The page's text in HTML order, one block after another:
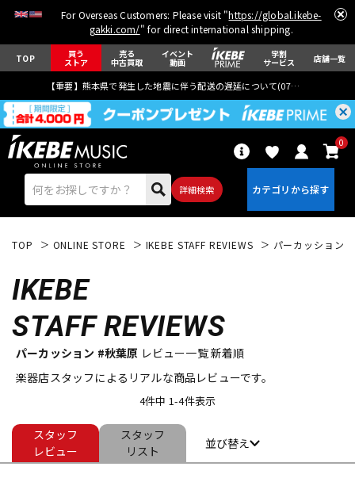
For Overseas Customers: Please visit "https://global.ikebe-
gakki.com/" for direct international shipping.
TOP 買う
ストア
売る
中古買取
イベント
動画
学割
サービス 店舗一覧
【重要】熊本県で発生した地震に伴う配送の遅延について(07月29日
詳細検索
0
エレキギター
ベース ウクレレ
ドラム パーカッション
TOP ONLINE STORE IKEBE STAFF REVIEWS パーカッション
IKEBE
STAFF REVIEWS
パーカッション #秋葉原 レビュー一覧 新着順
楽器店スタッフによるリアルな商品レビューです。
4件中 1-4件表示
スタッフ
レビュー
スタッフ
リスト
並び替え